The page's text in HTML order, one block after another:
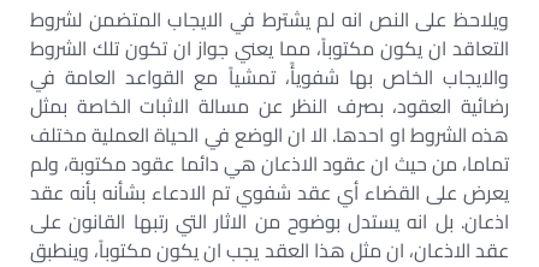
ويلاحظ على النص انه لم يشترط في الايجاب المتضمن لشروط
التعاقد ان يكون مكتوباً، مما يعني جواز ان تكون تلك الشروط
والايجاب الخاص بها شفويأً، تمشياً مع القواعد العامة في
رضائية العقود، بصرف النظر عن مسالة الاثبات الخاصة بمثل
هذه الشروط او احدها. الا ان الوضع في الحياة العملية مختلف
تماما، من حيث ان عقود الاذعان هي دائما عقود مكتوبة، ولم
يعرض على القضاء أي عقد شفوي تم الادعاء بشأنه بأنه عقد
اذعان. بل انه يستدل بوضوح من الاثار التي رتبها القانون على
عقد الاذعان، ان مثل هذا العقد يجب ان يكون مكتوباً، وينطبق